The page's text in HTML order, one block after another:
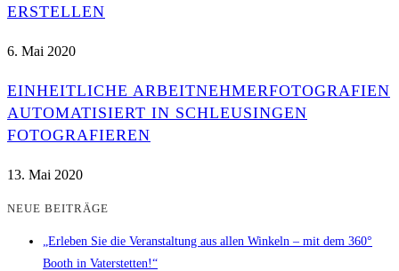
ERSTELLEN
6. Mai 2020
EINHEITLICHE ARBEITNEHMERFOTOGRAFIEN
AUTOMATISIERT IN SCHLEUSINGEN
FOTOGRAFIEREN
13. Mai 2020
NEUE BEITRÄGE
„Erleben Sie die Veranstaltung aus allen Winkeln – mit dem 360°
Booth in Vaterstetten!“